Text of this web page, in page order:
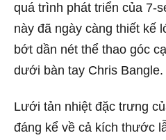
quá trình phát triển của 7-
này đã ngày càng thiết kế
bớt dần nét thể thao góc
dưới bàn tay Chris Bangle.
Lưới tản nhiệt đặc trưng
đáng kể về cả kích thước